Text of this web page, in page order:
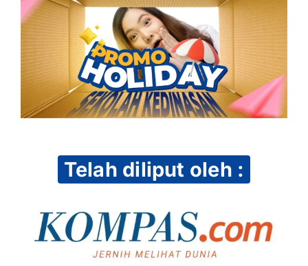
Telah diliput oleh :